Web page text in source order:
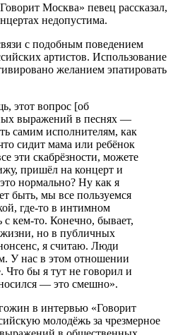
Москва» певец рассказал,
недопустима.
с подобным поведением
артистов. Использование
желанием эпатировать
этот вопрос [об
выражений в песнях —
самим исполнителям, как
сидит мама или ребёнок
эти скабрёзности, можете
пришёл на концерт и
нормально? Ну как я
быть, мы все пользуемся
где-то в интимном
с кем-то. Конечно, бывает,
но в публичных
я считаю. Люди
У нас в этом отношении
Что бы я тут не говорил и
— это смешно».
в интервью «Говорит
молодёжь за чрезмерное